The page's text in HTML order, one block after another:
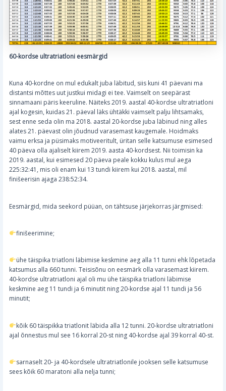
60-kordse ultratriatloni eesmärgid
Kuna 40-kordne on mul edukalt juba läbitud, siis kuni 41 päevani ma
distantsi mõttes uut justkui midagi ei tee. Vaimselt on seepärast
sinnamaani päris keeruline. Näiteks 2019. aastal 40-kordse ultratriatloni
ajal kogesin, kuidas 21. päeval läks ühtäkki vaimselt palju lihtsamaks,
sest enne seda olin ma 2018. aastal 20-kordse juba läbinud ning alles
alates 21. päevast olin jõudnud varasemast kaugemale. Hoidmaks
vaimu erksa ja püsimaks motiveeritult, üritan selle katsumuse esimesed
40 päeva olla ajaliselt kiirem 2019. aasta 40-kordsest. Nii toimisin ka
2019. aastal, kui esimesed 20 päeva peale kokku kulus mul aega
225:32:41, mis oli enam kui 13 tundi kiirem kui 2018. aastal, mil
finišeerisin ajaga 238:52:34.
Eesmärgid, mida seekord püüan, on tähtsuse järjekorras järgmised:
finišeerimine;
ühe täispika triatloni läbimise keskmine aeg alla 11 tunni ehk lõpetada
katsumus alla 660 tunni. Teisisõnu on eesmärk olla varasemast kiirem.
40-kordse ultratriatloni ajal oli mu ühe täispika triatloni läbimise
keskmine aeg 11 tundi ja 6 minutit ning 20-kordse ajal 11 tundi ja 56
minutit;
kõik 60 täispikka triatlonit läbida alla 12 tunni. 20-kordse ultratriatloni
ajal õnnestus mul see 16 korral 20-st ning 40-kordse ajal 39 korral 40-st.
sarnaselt 20- ja 40-kordsele ultratriatlonile jooksen selle katsumuse
sees kõik 60 maratoni alla nelja tunni;